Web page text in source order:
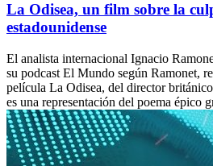
La Odisea, un film sobre la
estadounidense
El analista internacional Ignacio
su podcast El Mundo según Ramonet,
película La Odisea, del director
es una representación del poema épico